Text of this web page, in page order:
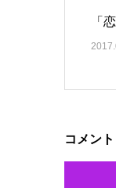
「
コメント